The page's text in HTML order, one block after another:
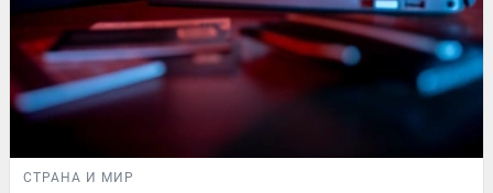
СТРАНА И МИР